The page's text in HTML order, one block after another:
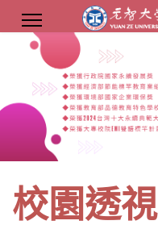
校園透視